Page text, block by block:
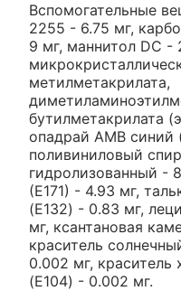
Вспомогательные
2255 - 6.75 мг,
9 мг, маннитол DC -
метилметакрилата,
бутилметакрилата
опадрай AMB
поливиниловый
гидролизованный -
(Е171) - 4.93 мг,
(E132) - 0.83 мг,
мг, ксантановая
краситель
0.002 мг,
(E104) - 0.002 мг.